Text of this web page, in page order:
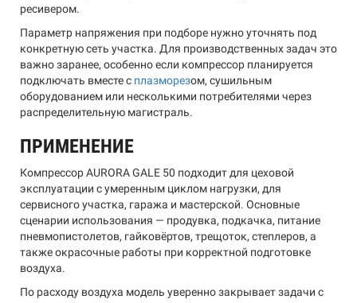
ресивером.
Параметр напряжения при подборе нужно уточнять под
конкретную сеть участка. Для производственных задач это
важно заранее, особенно если компрессор планируется
подключать вместе с плазморезом, сушильным
оборудованием или несколькими потребителями через
распределительную магистраль.
ПРИМЕНЕНИЕ
Компрессор AURORA GALE 50 подходит для цеховой
эксплуатации с умеренным циклом нагрузки, для
сервисного участка, гаража и мастерской. Основные
сценарии использования — продувка, подкачка, питание
пневмопистолетов, гайковёртов, трещоток, степлеров, а
также окрасочные работы при корректной подготовке
воздуха.
По расходу воздуха модель уверенно закрывает задачи с